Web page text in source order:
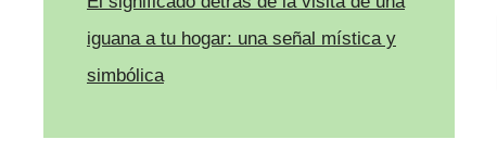
iguana a tu hogar: una señal mística y
simbólica